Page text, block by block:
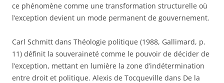
ce phénomène comme une transformation structurelle où
l’exception devient un mode permanent de gouvernement.
Carl Schmitt dans Théologie politique (1988, Gallimard, p.
11) définit la souveraineté comme le pouvoir de décider de
l’exception, mettant en lumière la zone d’indétermination
entre droit et politique. Alexis de Tocqueville dans De la